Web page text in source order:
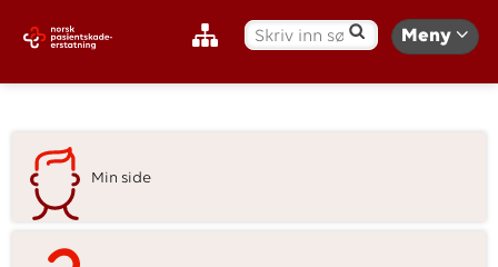
S
k
Meny
o
Min side